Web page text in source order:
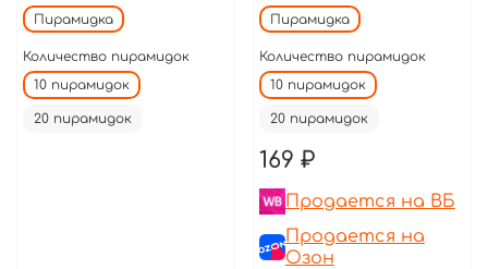
Пирамидка
Количество пирамидок
10 пирамидок
20 пирамидок
Пирамидка
Количество пирамидок
10 пирамидок
20 пирамидок
169 ₽
Продается на ВБ
Продается на
Озон